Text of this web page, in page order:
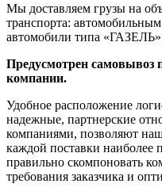
Мы доставляем грузы на
транспорта:
автомобили типа
Предусмотрен самовывоз
компании.
Удобное расположение
надежные, партнерские
компаниями, позволяют
каждой поставки наиболее
правильно скомпоновать
требования заказчика и